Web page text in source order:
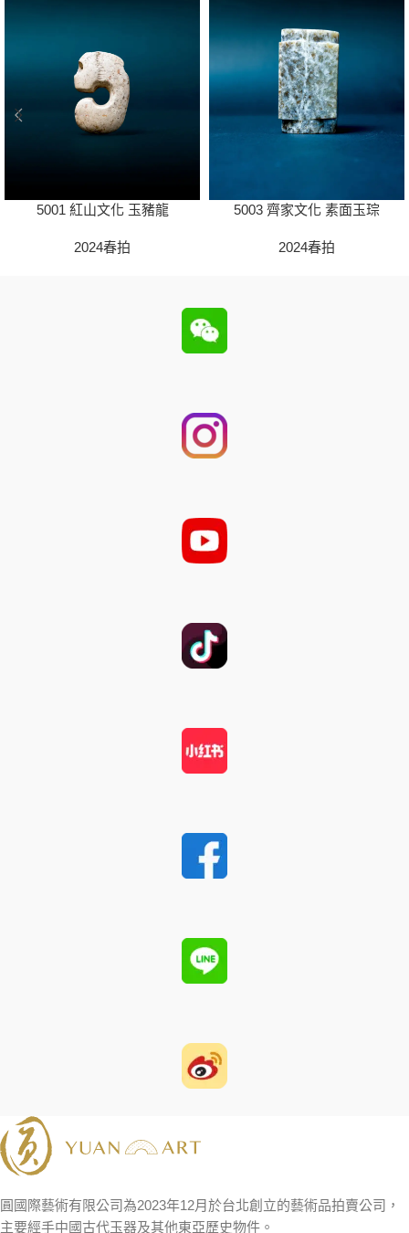
5001 紅山文化 玉豬龍
2024春拍
5003 齊家文化 素面玉琮
2024春拍
圓國際藝術有限公司為2023年12月於台北創立的藝術品拍賣公司，
主要經手中國古代玉器及其他東亞歷史物件。